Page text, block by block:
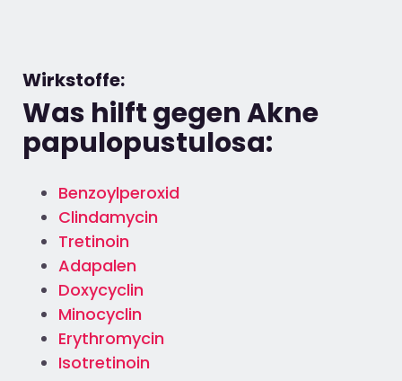
Wirkstoffe:
Was hilft gegen Akne
papulopustulosa:
Benzoylperoxid
Clindamycin
Tretinoin
Adapalen
Doxycyclin
Minocyclin
Erythromycin
Isotretinoin